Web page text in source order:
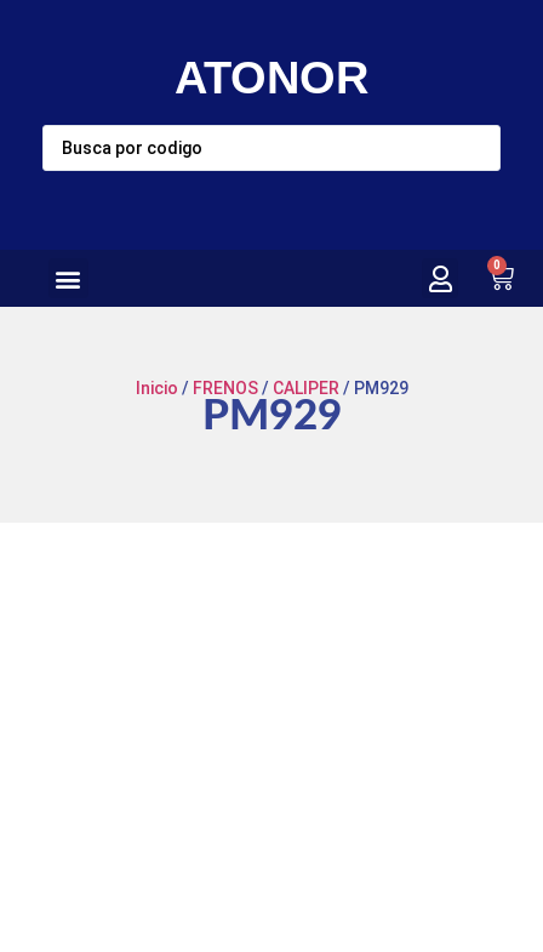
ATONOR
0
Inicio / FRENOS/ CALIPER / PM929
PM929